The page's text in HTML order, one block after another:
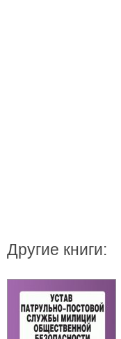
Другие книги: